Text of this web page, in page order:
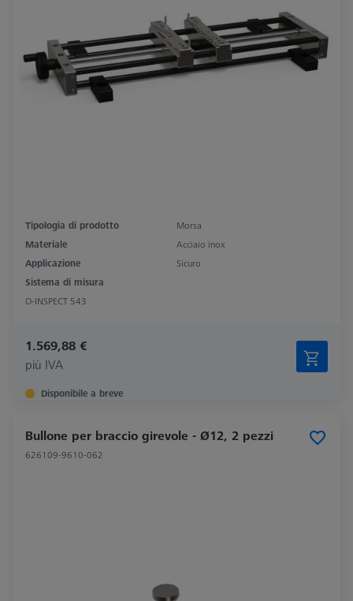
Tipologia di prodotto
Morsa
Materiale
Acciaio inox
Applicazione
Sicuro
Sistema di misura
O-INSPECT 543
1.569,88 €
più IVA
Disponibile a breve
Bullone per braccio girevole - Ø12, 2 pezzi
626109-9610-062